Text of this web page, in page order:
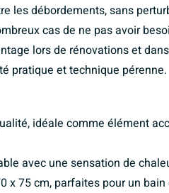
les débordements, sans
cas de ne pas avoir
lors de rénovations et
pratique et technique pérenne.
idéale comme élément
avec une sensation de
x 75 cm, parfaites pour un